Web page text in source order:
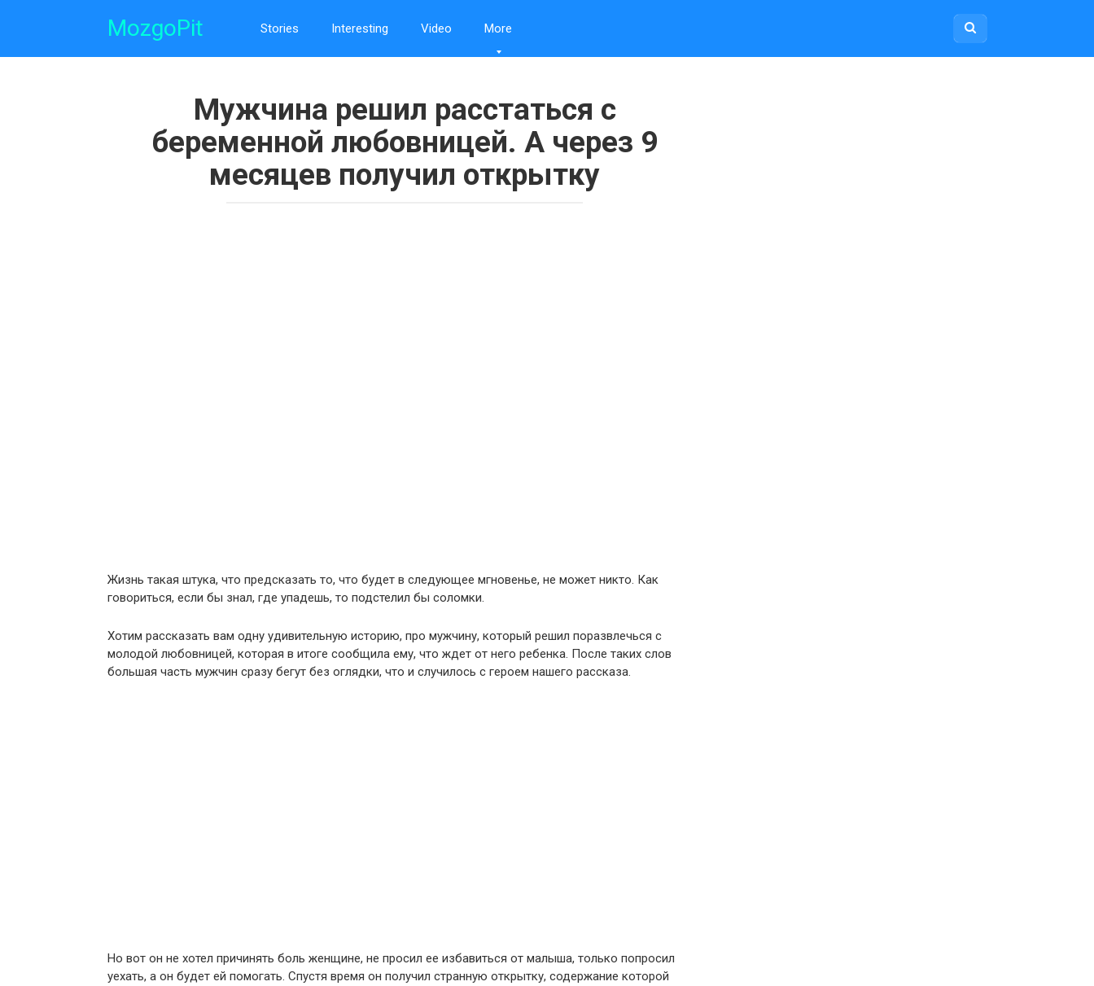
MozgoPit Stories Interesting Video More
Мужчина решил расстаться с
беременной любовницей. А через 9
месяцев получил открытку
Жизнь такая штука, что предсказать то, что будет в следующее мгновенье, не может никто. Как
говориться, если бы знал, где упадешь, то подстелил бы соломки.
Хотим рассказать вам одну удивительную историю, про мужчину, который решил поразвлечься с
молодой любовницей, которая в итоге сообщила ему, что ждет от него ребенка. После таких слов
большая часть мужчин сразу бегут без оглядки, что и случилось с героем нашего рассказа.
Но вот он не хотел причинять боль женщине, не просил ее избавиться от малыша, только попросил
уехать, а он будет ей помогать. Спустя время он получил странную открытку, содержание которой